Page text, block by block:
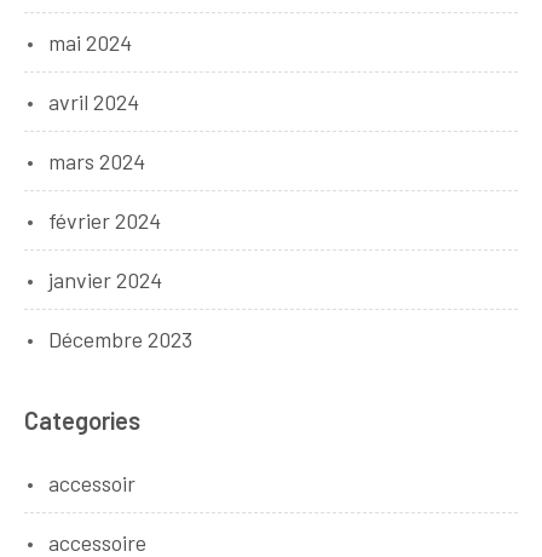
mai 2024
avril 2024
mars 2024
février 2024
janvier 2024
Décembre 2023
Categories
accessoir
accessoire